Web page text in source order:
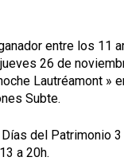
entre los 11
26 de
Lautréamont »
Subte.
del Patrimonio
a 20h.